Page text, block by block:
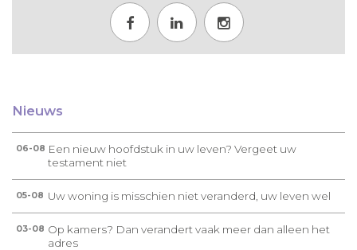
Nieuws
06-08 Een nieuw hoofdstuk in uw leven? Vergeet uw
testament niet
05-08 Uw woning is misschien niet veranderd, uw leven wel
03-08 Op kamers? Dan verandert vaak meer dan alleen het
adres